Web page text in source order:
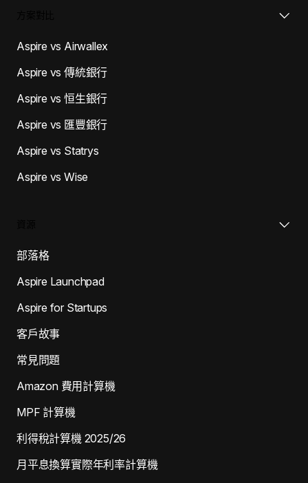
Aspire vs Airwallex
Aspire vs 傳統銀行
Aspire vs 恒生銀行
Aspire vs 匯豐銀行
Aspire vs Statrys
Aspire vs Wise
部落格
Aspire Launchpad
Aspire for Startups
客戶故事
常見問題
Amazon 費用計算機
MPF 計算機
利得稅計算機 2025/26
月平息換算實際年利率計算機